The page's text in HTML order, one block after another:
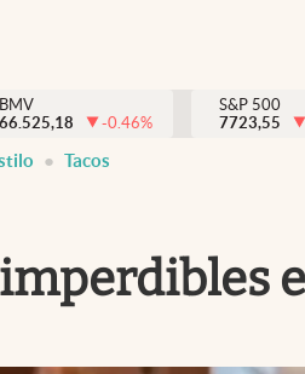
BMV
66.525,18
-0.46%
S&P 500
7723,55
Tacos